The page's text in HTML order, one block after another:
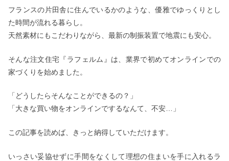
フランスの片田舎に住んでいるかのような、優雅でゆっくりとし
た時間が流れる暮らし。
天然素材にもこだわりながら、最新の制振装置で地震にも安心。
そんな注文住宅『ラフェルム』は、業界で初めてオンラインでの
家づくりを始めました。
「どうしたらそんなことができるの？」
「大きな買い物をオンラインでするなんて、不安…」
この記事を読めば、きっと納得していただけます。
いっさい妥協せずに手間をなくして理想の住まいを手に入れるラ